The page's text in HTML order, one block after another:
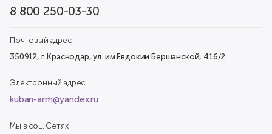
8 800 250-03-30
Почтовый адрес
350912, г. Краснодар, ул. им.Евдокии Бершанской, 416/2
Электронный адрес
kuban-arm@yandex.ru
Мы в соц. Сетях